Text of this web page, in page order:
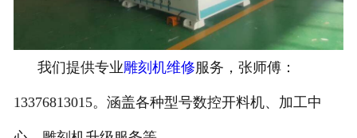
我们提供专业雕刻机维修服务， 张师傅：
13376813015。 涵盖各种型号数控开料机、加工中